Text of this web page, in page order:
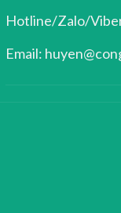
Hotline/Zalo/
Email: